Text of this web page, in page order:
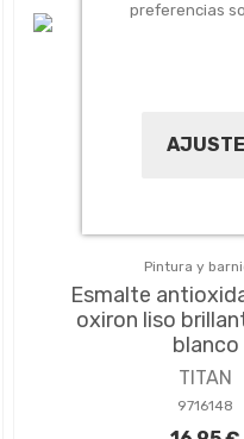
preferencias
Pintura y
Esmalte
oxiron liso
blanco
TITAN
9716148